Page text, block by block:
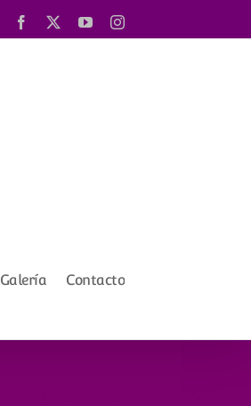
Facebook YouTubeInstagram
Galería Contacto